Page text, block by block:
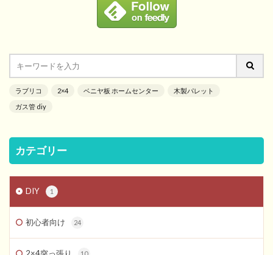
ラブリコ 2×4 ベニヤ板 ホームセンター
木製パレット
ガス管 diy
カテゴリー
DIY 1
初心者向け 24
2×4突っ張り 10